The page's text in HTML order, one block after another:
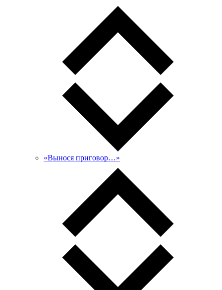
«Вынося приговор…»